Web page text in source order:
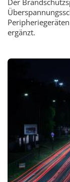
ergänzt.